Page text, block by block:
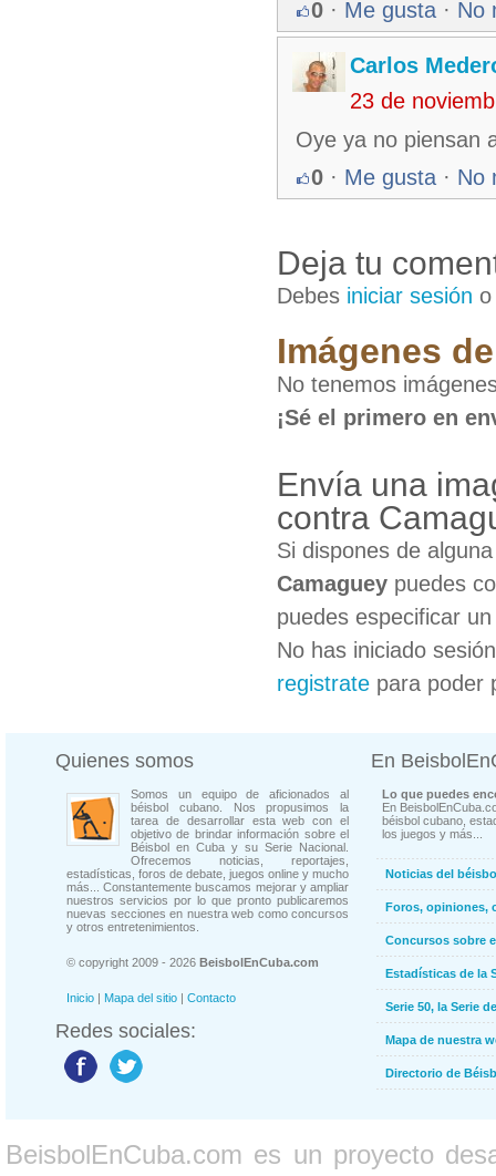
0 · Me gusta · No
Carlos
23 de
Oye ya no piensan
0 · Me gusta · No
Deja tu
Debes iniciar sesión
Imágenes
No tenemos
¡Sé el primero en
Envía una
contra
Si dispones de
Camaguey puedes
puedes especificar
No has iniciado
registrate para poder
Quienes somos
Somos un equipo de aficionados al
béisbol cubano. Nos propusimos la
tarea de desarrollar esta web con el
objetivo de brindar información sobre el
Béisbol en Cuba y su Serie Nacional.
Ofrecemos noticias, reportajes,
estadísticas, foros de debate, juegos online y mucho
más... Constantemente buscamos mejorar y ampliar
nuestros servicios por lo que pronto publicaremos
nuevas secciones en nuestra web como concursos
y otros entretenimientos.
© copyright 2009 - 2026 BeisbolEnCuba.com
Inicio | Mapa del sitio | Contacto
Redes sociales:
En
Lo que puedes
En
béisbol cubano,
los juegos y más...
Noticias del
Foros, opiniones,
Concursos sobre
Estadísticas de la
Serie 50, la Serie
Mapa de nuestra
Directorio de
BeisbolEnCuba.com es un proyecto